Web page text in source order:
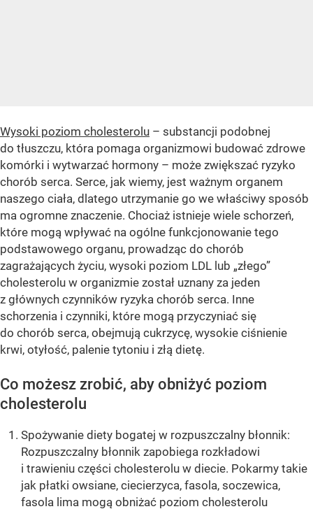
Wysoki poziom cholesterolu – substancji podobnej
do tłuszczu, która pomaga organizmowi budować zdrowe
komórki i wytwarzać hormony – może zwiększać ryzyko
chorób serca. Serce, jak wiemy, jest ważnym organem
naszego ciała, dlatego utrzymanie go we właściwy sposób
ma ogromne znaczenie. Chociaż istnieje wiele schorzeń,
które mogą wpływać na ogólne funkcjonowanie tego
podstawowego organu, prowadząc do chorób
zagrażających życiu, wysoki poziom LDL lub „złego”
cholesterolu w organizmie został uznany za jeden
z głównych czynników ryzyka chorób serca. Inne
schorzenia i czynniki, które mogą przyczyniać się
do chorób serca, obejmują cukrzycę, wysokie ciśnienie
krwi, otyłość, palenie tytoniu i złą dietę.
Co możesz zrobić, aby obniżyć poziom
cholesterolu
Spożywanie diety bogatej w rozpuszczalny błonnik:
Rozpuszczalny błonnik zapobiega rozkładowi
i trawieniu części cholesterolu w diecie. Pokarmy takie
jak płatki owsiane, ciecierzyca, fasola, soczewica,
fasola lima mogą obniżać poziom cholesterolu